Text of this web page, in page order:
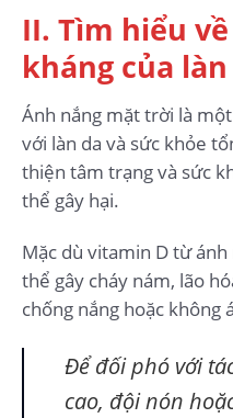
II. Tìm hiểu
kháng của
Ánh nắng mặt trời là
với làn da và sức khỏe
thiện tâm trạng và sức
thể gây hại.
Mặc dù vitamin D từ
thể gây cháy nám, lão
chống nắng hoặc không
Để đối phó với
cao, đội nón